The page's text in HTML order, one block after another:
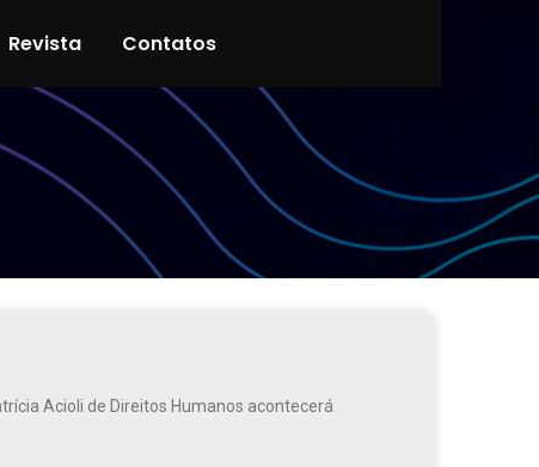
Revista Contatos
Acioli de Direitos Humanos acontecerá